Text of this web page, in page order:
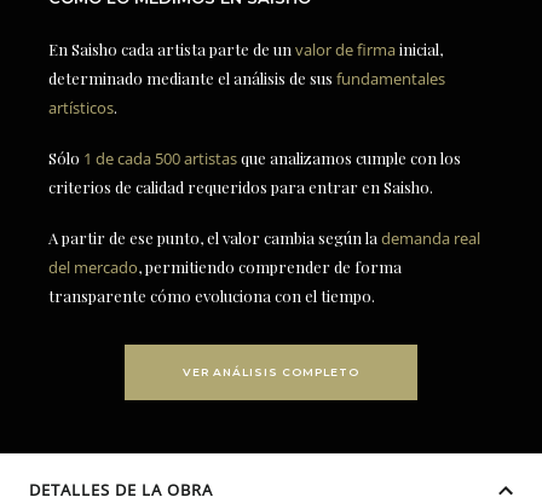
En Saisho cada artista parte de un valor de firmainicial,
determinado mediante el análisis de sus fundamentales
artísticos.
Sólo 1 de cada 500 artistasque analizamos cumple con los
criterios de calidad requeridos para entrar en Saisho.
A partir de ese punto, el valor cambia según la demanda real
del mercado, permitiendo comprender de forma
transparente cómo evoluciona con el tiempo.
VER ANÁLISIS COMPLETO
DETALLES DE LA OBRA